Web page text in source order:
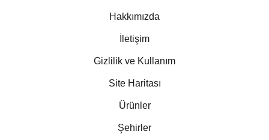
Hakkımızda
İletişim
Gizlilik ve Kullanım
Site Haritası
Ürünler
Şehirler